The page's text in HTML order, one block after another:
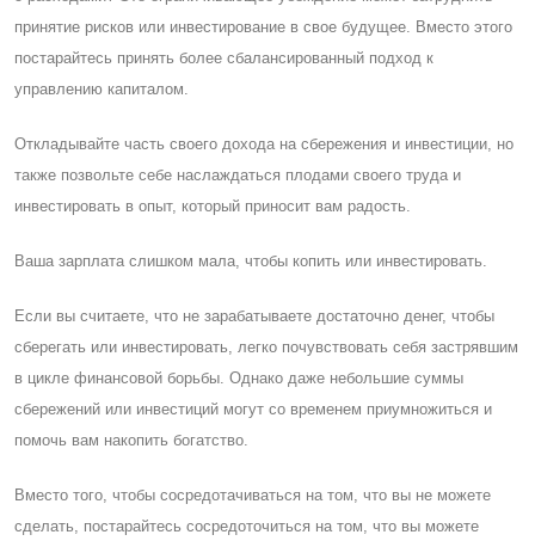
принятие рисков или инвестирование в свое будущее. Вместо этого
постарайтесь принять более сбалансированный подход к
управлению капиталом.
Откладывайте часть своего дохода на сбережения и инвестиции, но
также позвольте себе наслаждаться плодами своего труда и
инвестировать в опыт, который приносит вам радость.
Ваша зарплата слишком мала, чтобы копить или инвестировать.
Eсли вы считаете, что не зарабатываете достаточно денег, чтобы
сберегать или инвестировать, легко почувствовать себя застрявшим
в цикле финансовой борьбы. Однако даже небольшие суммы
сбережений или инвестиций могут со временем приумножиться и
помочь вам накопить богатство.
Вместо того, чтобы сосредотачиваться на том, что вы не можете
сделать, постарайтесь сосредоточиться на том, что вы можете